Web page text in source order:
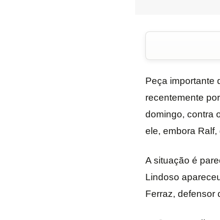
Peça importante
recentemente
domingo, contra
ele, embora Ralf,
A situação é
Lindoso
Ferraz, defensor